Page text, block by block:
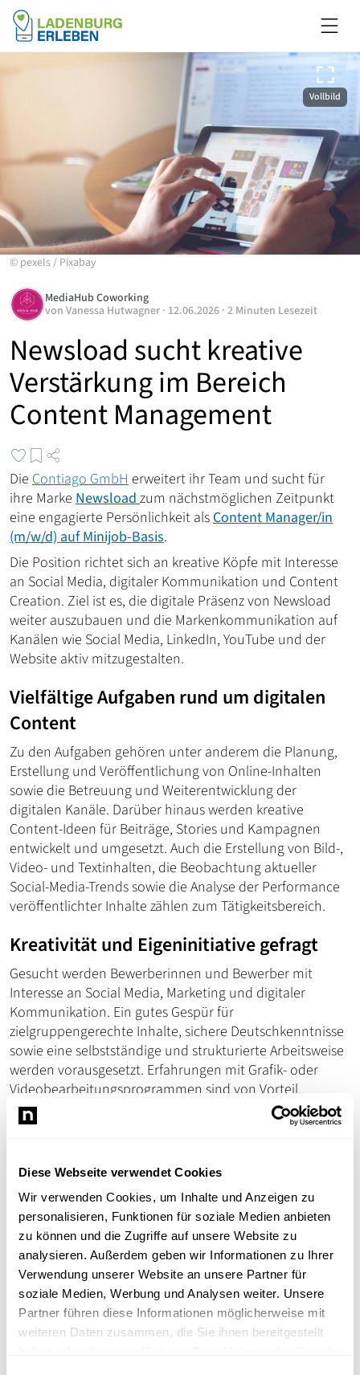
Diese Webseite verwendet Cookies
Wir verwenden Cookies, um Inhalte und Anzeigen zu
personalisieren, Funktionen für soziale Medien anbieten
zu können und die Zugriffe auf unsere Website zu
analysieren. Außerdem geben wir Informationen zu Ihrer
Verwendung unserer Website an unsere Partner für
soziale Medien, Werbung und Analysen weiter. Unsere
Partner führen diese Informationen möglicherweise mit
weiteren Daten zusammen, die Sie ihnen bereitgestellt
Vollbild
© pexels/ Pixabay
Newsload sucht kreative
Verstärkung im Bereich
Content Management
MediaHub Coworking
von Vanessa Hutwagner · 12.06.2026 · 2 Minuten Lesezeit
Die Contiago GmbH erweitert ihr Team und sucht für
ihre Marke Newsload zum nächstmöglichen Zeitpunkt
eine engagierte Persönlichkeit als Content Manager/in
(m/w/d) auf Minijob-Basis.
Die Position richtet sich an kreative Köpfe mit Interesse
an Social Media, digitaler Kommunikation und Content
Creation. Ziel ist es, die digitale Präsenz von Newsload
weiter auszubauen und die Markenkommunikation auf
Kanälen wie Social Media, LinkedIn, YouTube und der
Website aktiv mitzugestalten.
Vielfältige Aufgaben rund um digitalen
Content
Zu den Aufgaben gehören unter anderem die Planung,
Erstellung und Veröffentlichung von Online-Inhalten
sowie die Betreuung und Weiterentwicklung der
digitalen Kanäle. Darüber hinaus werden kreative
Content-Ideen für Beiträge, Stories und Kampagnen
entwickelt und umgesetzt. Auch die Erstellung von Bild-,
Video- und Textinhalten, die Beobachtung aktueller
Social-Media-Trends sowie die Analyse der Performance
veröffentlichter Inhalte zählen zum Tätigkeitsbereich.
Kreativität und Eigeninitiative gefragt
Gesucht werden Bewerberinnen und Bewerber mit
Interesse an Social Media, Marketing und digitaler
Kommunikation. Ein gutes Gespür für
zielgruppengerechte Inhalte, sichere Deutschkenntnisse
sowie eine selbstständige und strukturierte Arbeitsweise
werden vorausgesetzt. Erfahrungen mit Grafik- oder
Videobearbeitungsprogrammen sind von Vorteil.
Flexible Arbeitsbedingungen und
Newsload bietet flexible Arbeitszeiten auf Minijob-Basis,
ein modernes und dynamisches Arbeitsumfeld sowie die
Möglichkeit, eigenverantwortlich zu arbeiten und eigene
Ideen einzubringen. Die Stelle eröffnet kreativen
Talenten die Chance, aktiv an der Weiterentwicklung
einer digitalen Medienmarke mitzuwirken.
Jetzt bewerben